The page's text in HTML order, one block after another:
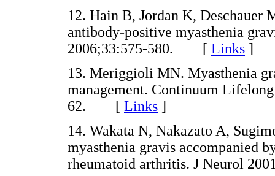
12. Hain B, Jordan K, Deschauer
antibody-positive myasthenia
2006;33:575-580. [ Links ]
13. Meriggioli MN. Myasthenia
management. Continuum
62. [ Links ]
14. Wakata N, Nakazato A,
myasthenia gravis accompanied
rheumatoid arthritis. J Neurol